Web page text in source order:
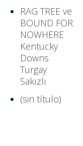
RAG TREE ve
BOUND FOR
NOWHERE
Kentucky
Downs
Turgay
Sakızlı
(sin título)